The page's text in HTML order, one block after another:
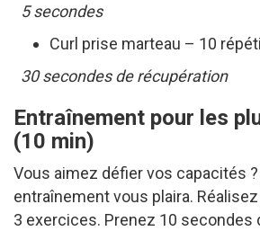
5 secondes
Curl prise marteau – 10
30 secondes de récupération
Entraînement pour les
(10 min)
Vous aimez défier vos capacités
entraînement vous plaira.
3 exercices. Prenez 10 secondes